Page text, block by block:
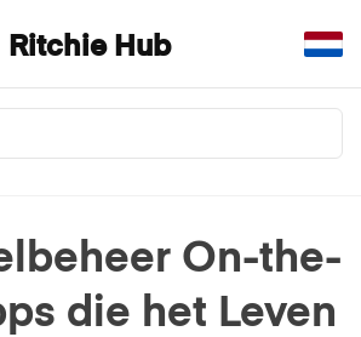
Ritchie Hub
On-the-
die het Leven